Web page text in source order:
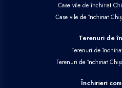
Case vile de închiriat
Case vile de închiriat
Terenuri de
Terenuri de
Terenuri de închiriat
Închirieri